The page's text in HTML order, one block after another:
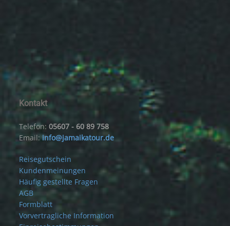
Kontakt
Telefon:05607 - 60 89 758
Email:info@jamaikatour.de
Reisegutschein
Kundenmeinungen
Häufig gestellte Fragen
AGB
Formblatt
Vorvertragliche Information